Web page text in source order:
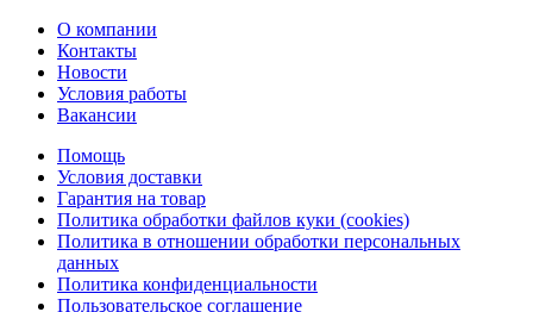
О компании
Контакты
Новости
Условия работы
Вакансии
Помощь
Условия доставки
Гарантия на товар
Политика обработки файлов куки (cookies)
Политика в отношении обработки персональных
данных
Политика конфиденциальности
Пользовательское соглашение